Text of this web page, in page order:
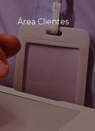
Área Clientes